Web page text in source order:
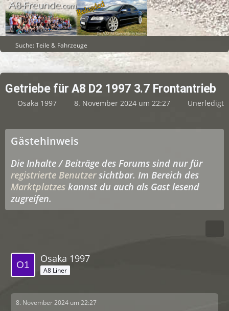
Suche: Teile & Fahrzeuge
Getriebe für A8 D2 1997 3.7 Frontantrieb
Osaka 1997 8. November 2024 um 22:27 Unerledigt
Gästehinweis
Die Inhalte / Beiträge des Forums sind nur für
registrierte Benutzersichtbar. Im Bereich des
Marktplatzes kannst du auch als Gast lesend
zugreifen.
Osaka 1997
A8 Liner
8. November 2024 um 22:27